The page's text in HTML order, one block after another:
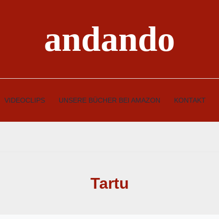
andando
VIDEOCLIPS UNSERE BÜCHER BEI AMAZON KONTAKT
Tartu